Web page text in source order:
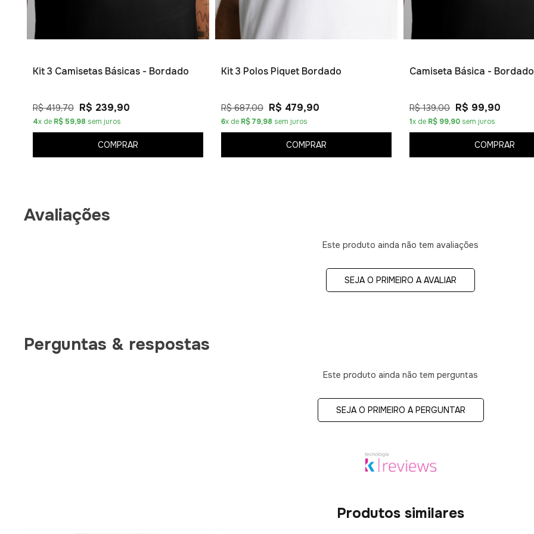
Kit 3 Camisetas Básicas - Bordado
R$ 419,70 R$ 239,90
4x de R$ 59,98 sem juros
COMPRAR
Kit 3 Polos Piquet Bordado
R$ 687,00 R$ 479,90
6x de R$ 79,98 sem juros
COMPRAR
Camiseta Básica - Bordado
R$ 139,00 R$ 99,90
1x de R$ 99,90sem juros
COMPRAR
Avaliações
Este produto ainda não tem avaliações
SEJA O PRIMEIRO A AVALIAR
Perguntas & respostas
Este produto ainda não tem perguntas
SEJA O PRIMEIRO A PERGUNTAR
Produtos similares